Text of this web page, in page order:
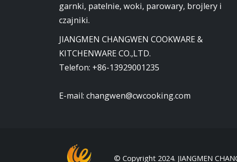
garnki, patelnie, woki, parowary, brojlery i
czajniki.
JIANGMEN CHANGWEN COOKWARE &
KITCHENWARE CO.,LTD.
Telefon: +86-13929001235
E-mail: changwen@cwcooking.com
© Copyright 2024. JIANGMEN